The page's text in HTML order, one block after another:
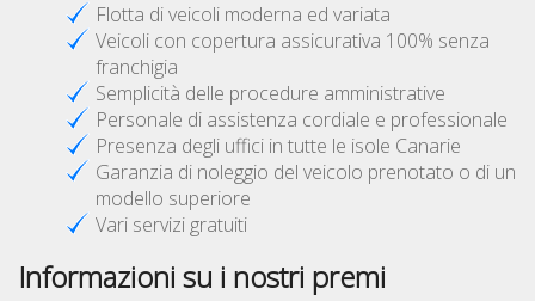
Flotta di veicoli moderna ed variata
Veicoli con copertura assicurativa 100% senza
franchigia
Semplicità delle procedure amministrative
Personale di assistenza cordiale e professionale
Presenza degli uffici in tutte le isole Canarie
Garanzia di noleggio del veicolo prenotato o di un
modello superiore
Vari servizi gratuiti
Informazioni su i nostri premi